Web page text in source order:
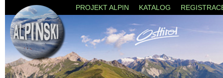
PROJEKT ALPIN KATALOG